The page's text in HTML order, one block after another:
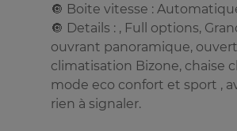
🔘 Boite vitesse :
🔘 Details : , Full options,
ouvrant panoramique,
climatisation Bizone, chaise
mode eco confort et sport ,
rien à signaler.